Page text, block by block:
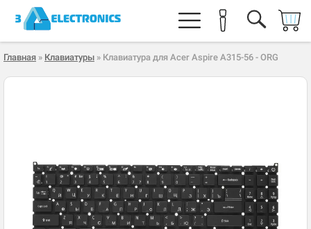
Главная » Клавиатуры » Клавиатура для Acer Aspire A315-56 - ORG